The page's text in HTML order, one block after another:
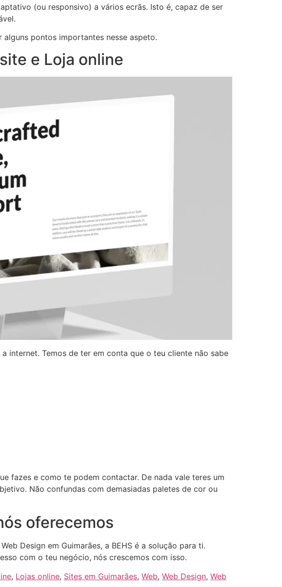
(ou responsivo) a vários ecrãs. Isto é, capaz de ser
pontos importantes nesse aspeto.
e Loja online
internet. Temos de ter em conta que o teu cliente não sabe
fazes e como te podem contactar. De nada vale teres um
Não confundas com demasiadas paletes de cor ou
oferecemos
Design em Guimarães, a BEHS é a solução para ti.
com o teu negócio, nós crescemos com isso.
, Lojas online, Sites em Guimarães, Web, Web Design, Web